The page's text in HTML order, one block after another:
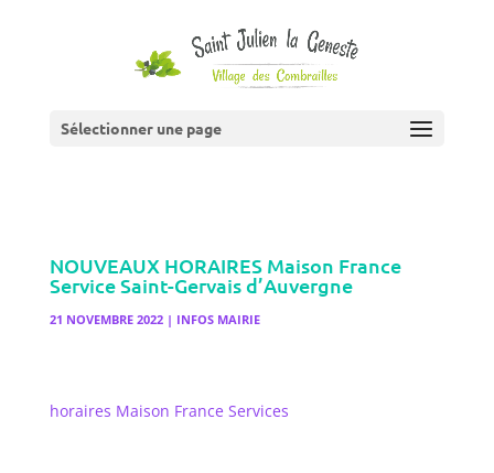
Sélectionner une page
NOUVEAUX HORAIRES Maison France
Service Saint-Gervais d’Auvergne
21 NOVEMBRE 2022| INFOS MAIRIE
horaires Maison France Services